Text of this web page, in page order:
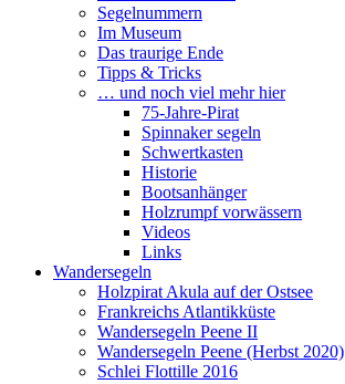
Segelnummern
Im Museum
Das traurige Ende
Tipps & Tricks
… und noch viel mehr hier
75-Jahre-Pirat
Spinnaker segeln
Schwertkasten
Historie
Bootsanhänger
Holzrumpf vorwässern
Videos
Links
Wandersegeln
Holzpirat Akula auf der Ostsee
Frankreichs Atlantikküste
Wandersegeln Peene II
Wandersegeln Peene (Herbst 2020)
Schlei Flottille 2016